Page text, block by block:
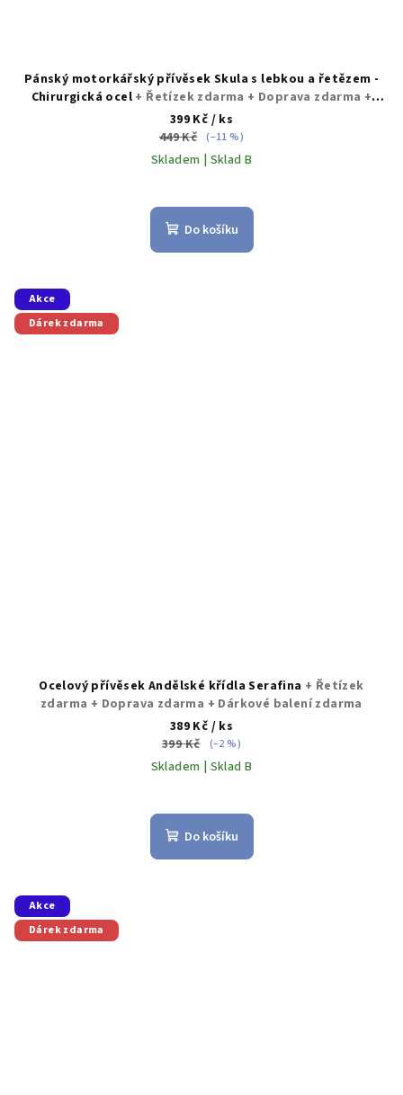
Pánský motorkářský přívěsek Skula s lebkou a řetězem -
Chirurgická ocel + Řetízek zdarma + Doprava zdarma +
Dárkové balení zdarma
399 Kč / ks
449 Kč (–11 %)
Skladem | Sklad B
Do košíku
Akce
Dárek zdarma
Ocelový přívěsek Andělské křídla Serafina + Řetízek
zdarma + Doprava zdarma + Dárkové balení zdarma
389 Kč / ks
399 Kč
(–2 %)
Skladem | Sklad B
Do košíku
Akce
Dárek zdarma